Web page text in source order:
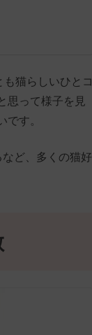
猫らしいひとコ
思って様子を見
す。
ど、多くの猫好